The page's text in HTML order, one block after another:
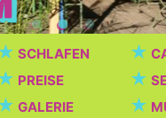
SCHLAFEN ★
PREISE ★
GALERIE ★